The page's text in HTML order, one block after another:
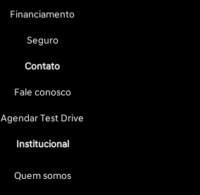
Financiamento
Seguro
Contato
Fale conosco
Agendar Test Drive
Institucional
Quem somos